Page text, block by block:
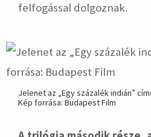
felfogással dolgoznak.
Jelenet az „Egy százalék indián”
Kép forrása: Budapest Film